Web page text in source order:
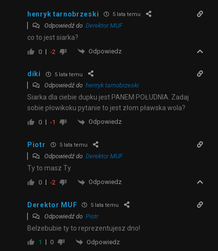
henryk tarnobrzeski 5 lata temu
Odpowiedź do Derektor MUF
co to jest siarka?
0 -2 Odpowiedz
diki 5 lata temu
Odpowiedź do henryk tarnobrzeski
Siarka dla ciebie dupku jest PANEM POŁUDNIA. Zadaj
sobie płowikoku pytanie to jest złom pławska wola?
0 -1 Odpowiedz
Piotr 5 lata temu
Odpowiedź do Derektor MUF
Ty to masz Ty
0 -2 Odpowiedz
Derektor MUF 5 lata temu
Odpowiedź do Piotr
Belzebubie ty to reprezentujesz dno!
1 0 Odpowiedz